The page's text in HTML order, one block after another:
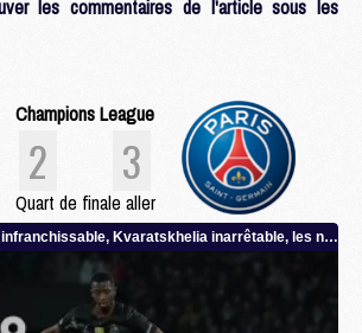
les commentaires de l'article sous les
Champions League
2 3
Quart de finale aller